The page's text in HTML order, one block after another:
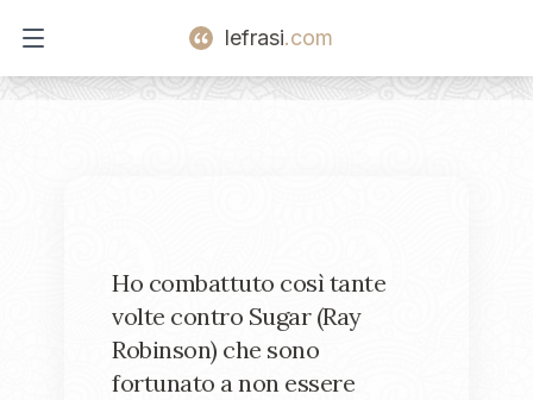
Open main menu
lefrasi.com
Ho combattuto così tante
volte contro Sugar (Ray
Robinson) che sono
fortunato a non essere